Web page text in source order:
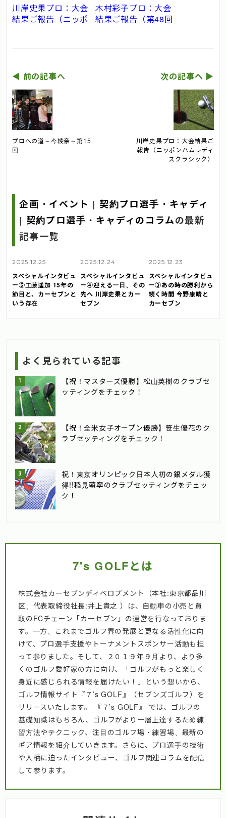
川岸史果プロ：大会
結果ご報告（ニッポ
木村彩子プロ：大会
結果ご報告（第48回
◀︎ 前の記事へ
プロへの道～今綾奈～第15
回
次の記事へ ▶︎
川岸史果プロ：大会結果ご
報告（ニッポンハムレディ
スクラシック）
企画・イベント | 契約プロ選手・キャディ
| 契約プロ選手・キャディのコラムの最新
記事一覧
2025.12.25
スペシャルインタビュ
ー⑤工藤遥加 15年の
節目と、カーセブンと
いう存在
2025.12.24
スペシャルインタビュ
ー④迎える一日、その
先へ 川岸史果とカー
セブン
2025.12.23
スペシャルインタビュ
ー③あの時の勝利から
続く時間 今野康晴と
カーセブン
よく見られている記事
【祝！マスターズ優勝】松山英樹のクラブセ
ッティングをチェック！
【祝！全米女子オープン優勝】笹生優花のク
ラブセッティングをチェック！
祝！東京オリンピック日本人初の銀メダル獲
得!!稲見萌寧のクラブセッティングをチェッ
ク！
7's GOLFとは
株式会社カーセブンディベロプメント（本社:東京都品川
区、代表取締役社長:井上貴之 ）は、自動車の小売と買
取のFCチェーン「カーセブン」の運営を行なっておりま
す。一方、これまでゴルフ界の発展と更なる活性化に向
けて、プロ選手支援やトーナメントスポンサー活動も担
って参りました。そして、２０１９年９月より、より多
くのゴルフ愛好家の方に向け、「ゴルフがもっと楽しく
身近に感じられる情報を届けたい！」という想いから、
ゴルフ情報サイト『７’s GOLF』（セブンズゴルフ）を
リリースいたします。 『７’s GOLF』 では、ゴルフの
基礎知識はもちろん、ゴルフがより一層上達するため練
習方法やテクニック、注目のゴルフ場・練習場、最新の
ギア情報を紹介していきます。さらに、プロ選手の技術
や人柄に迫ったインタビュー、ゴルフ関連コラムを配信
して参ります。